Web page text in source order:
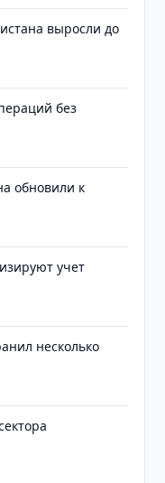
выросли до
без
обновили к
учет
несколько